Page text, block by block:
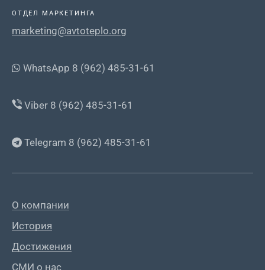
ОТДЕЛ МАРКЕТИНГА
marketing@avtoteplo.org
WhatsApp 8 (962) 485-31-61
Viber 8 (962) 485-31-61
Telegram 8 (962) 485-31-61
О компании
История
Достижения
СМИ о нас